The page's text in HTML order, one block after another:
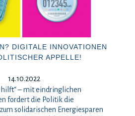
DIGITALE INNOVATIONEN
APPELLE!
14.10.2022
– mit eindringlichen
fordert die Politik die
solidarischen Energiesparen